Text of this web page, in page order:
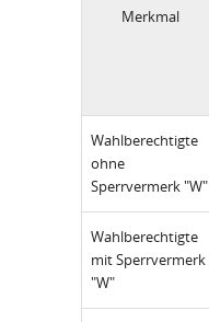
Merkmal
Wahlberechtigte
ohne
Sperrvermerk "W"
Wahlberechtigte
mit Sperrvermerk
"W"